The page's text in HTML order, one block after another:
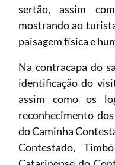
sertão, assim
mostrando ao
paisagem física e
Na contracapa do
identificação do
assim como os
reconhecimento
do Caminha
Contestado,